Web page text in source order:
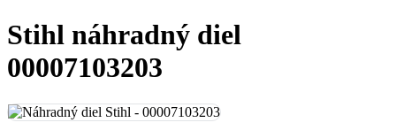
Stihl náhradný diel
00007103203